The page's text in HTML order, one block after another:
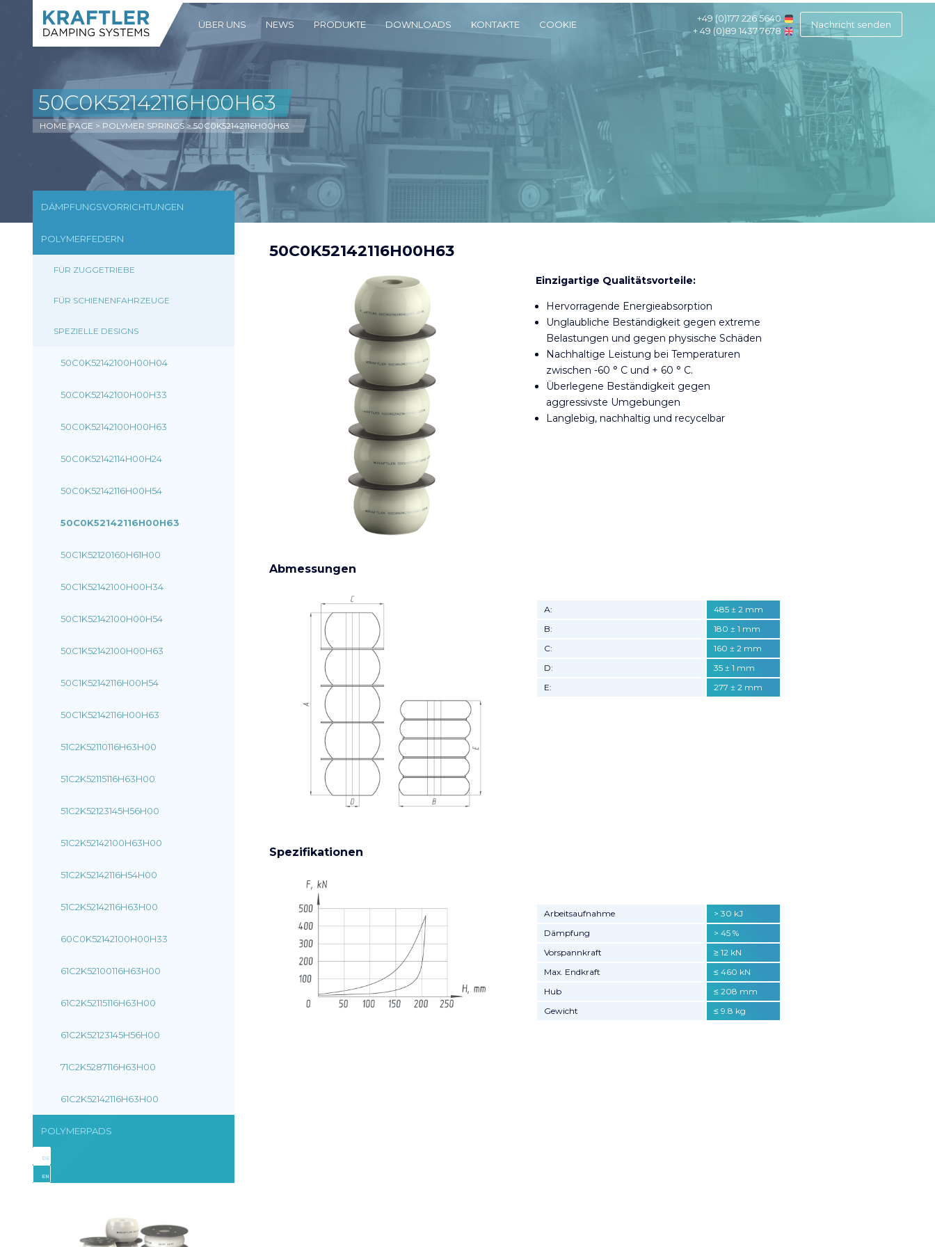
ÜBER UNS NEWS PRODUKTE DOWNLOADS KONTAKTE COOKIE
+49 (0)177 226 5640
+ 49 (0)89 1437 7678
Nachricht senden
50C0K52142116H00H63
HOME PAGE > POLYMER SPRINGS>50C0K52142116H00H63
DÄMPFUNGSVORRICHTUNGEN
POLYMERFEDERN
FÜR ZUGGETRIEBE
FÜR SCHIENENFAHRZEUGE
SPEZIELLE DESIGNS
50C0K52142100H00H04
50C0K52142100H00H33
50C0K52142100H00H63
50C0K52142114H00H24
50C0K52142116H00H54
50C0K52142116H00H63
50C1K52120160H61H00
50C1K52142100H00H34
50C1K52142100H00H54
50C1K52142100H00H63
50C1K52142116H00H54
50C1K52142116H00H63
51C2K52110116H63H00
51C2K52115116H63H00
51C2K52123145H56H00
51C2K52142100H63H00
51C2K52142116H54H00
51C2K52142116H63H00
60C0K52142100H00H33
61C2K52100116H63H00
61C2K52115116H63H00
61C2K52123145H56H00
71C2K5287116H63H00
61C2K52142116H63H00
POLYMERPADS
50C0K52142116H00H63
Einzigartige Qualitätsvorteile:
Hervorragende Energieabsorption
Unglaubliche Beständigkeit gegen extreme
Belastungen und gegen physische Schäden
Nachhaltige Leistung bei Temperaturen
zwischen -60 ° C und + 60 ° C.
Überlegene Beständigkeit gegen
aggressivste Umgebungen
Langlebig, nachhaltig und recycelbar
Abmessungen
А:
485 ± 2 mm
B:
180 ± 1 mm
C:
160 ± 2 mm
D:
35 ± 1 mm
E:
277 ± 2 mm
Spezifikationen
Arbeitsaufnahme
> 30 kJ
Dämpfung
> 45 %
Vorspannkraft
≥ 12 kN
Max. Endkraft
≤ 460 kN
Hub
≤ 208 mm
Gewicht
≤ 9.8 kg